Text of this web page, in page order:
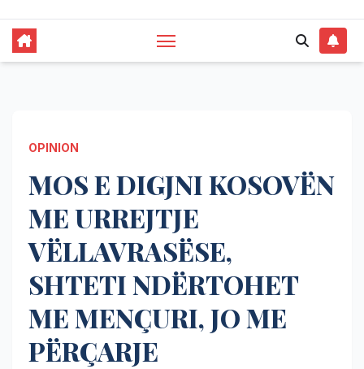
OPINION
MOS E DIGJNI KOSOVËN
ME URREJTJE
VËLLAVRASËSE,
SHTETI NDËRTOHET
ME MENÇURI, JO ME
PËRÇARJE